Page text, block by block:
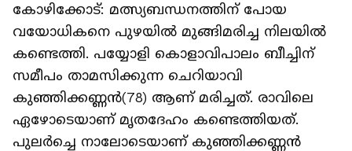
കോഴിക്കോട്: മത്സ്യബന്ധനത്തിന് പോയ
വയോധികനെ പുഴയില്‍ മുങ്ങിമരിച്ച നിലയില്‍
കണ്ടെത്തി. പയ്യോളി കൊളാവിപാലം ബീച്ചിന്
സമീപം താമസിക്കുന്ന ചെറിയാവി
കുഞ്ഞിക്കണ്ണന്‍(78) ആണ് മരിച്ചത്. രാവിലെ
ഏഴോടെയാണ് മൃതദേഹം കണ്ടെത്തിയത്.
പുലര്‍ച്ചെ നാലോടെയാണ് കുഞ്ഞിക്കണ്ണന്‍